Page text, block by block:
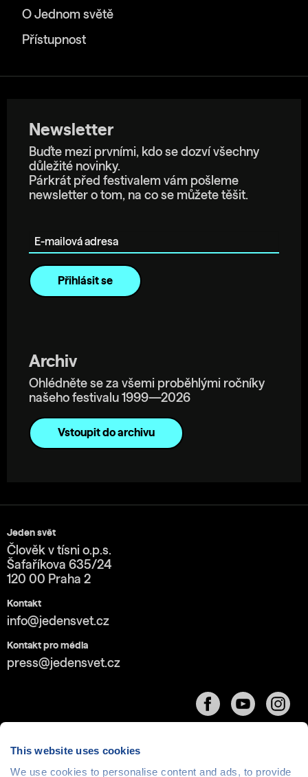
This website uses cookies
We use cookies to personalise content and ads, to provide
O Jednom světě
Přístupnost
Newsletter
Buďte mezi prvními, kdo se dozví všechny
důležité novinky.
Párkrát před festivalem vám pošleme
newsletter o tom, na co se můžete těšit.
Archiv
Ohlédněte se za všemi proběhlými ročníky
našeho festivalu 1999—2026
Vstoupit do archivu
Jeden svět
Člověk v tísni o.p.s.
Šafaříkova 635/24
120 00 Praha 2
Kontakt
info@jedensvet.cz
Kontakt pro média
press@jedensvet.cz